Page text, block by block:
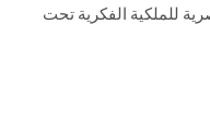
للملكية الفكرية تحت